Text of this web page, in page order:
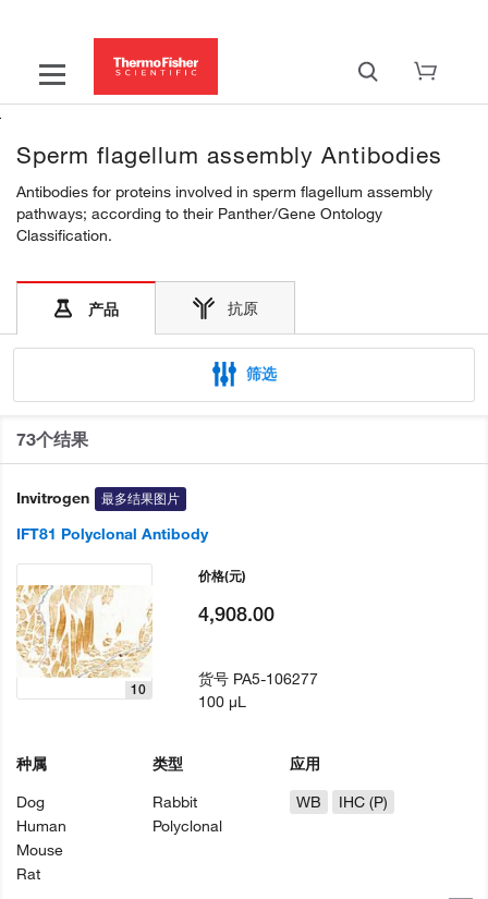
Sperm flagellum assembly Antibodies
Antibodies for proteins involved in sperm flagellum assembly
pathways; according to their Panther/Gene Ontology
Classification.
产品 抗原
筛选
73个结果
Invitrogen 最多结果图片
IFT81 Polyclonal Antibody
10
种属
Dog
Human
Mouse
Rat
类型
Rabbit
Polyclonal
应用
WB
IHC (P)
价格(元)
4,908.00
货号 PA5-106277
100 µL